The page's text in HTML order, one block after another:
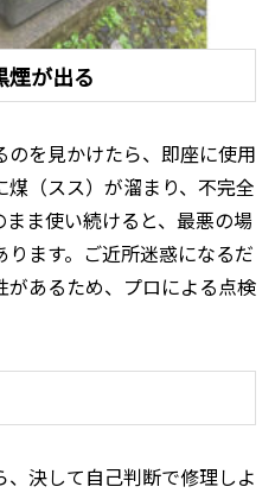
煙が出る
を見かけたら、即座に使用
（スス）が溜まり、不完全
ま使い続けると、最悪の場
ます。ご近所迷惑になるだ
があるため、プロによる点検
決して自己判断で修理しよ